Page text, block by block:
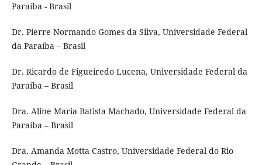
Paraíba - Brasil
Dr. Pierre Normando Gomes da Silva, Universidade Federal
da Paraíba – Brasil
Dr. Ricardo de Figueiredo Lucena, Universidade Federal da
Paraíba – Brasil
Dra. Aline Maria Batista Machado, Universidade Federal da
Paraíba – Brasil
Dra. Amanda Motta Castro, Universidade Federal do Rio